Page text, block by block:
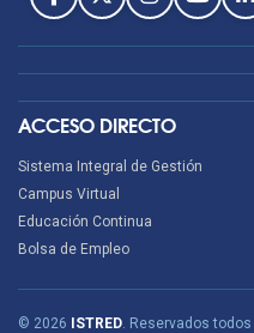
ACCESO DIRECTO
Sistema Integral de Gestión
Campus Virtual
Educación Continua
Bolsa de Empleo
© 2026 ISTRED. Reservados